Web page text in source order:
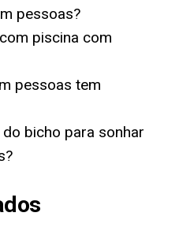
pessoas?
piscina com
pessoas tem
bicho para sonhar